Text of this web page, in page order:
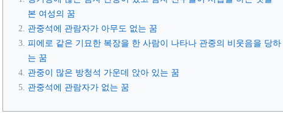
본 여성의 꿈
관중석에 관람자가 아무도 없는 꿈
피에로 같은 기묘한 복장을 한 사람이 나타나 관중의 비웃음을 당하
는 꿈
관중이 많은 방청석 가운데 앉아 있는 꿈
관중석에 관람자가 없는 꿈